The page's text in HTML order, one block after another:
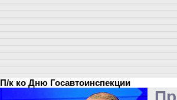
П/к ко Дню Госавтоинспекции